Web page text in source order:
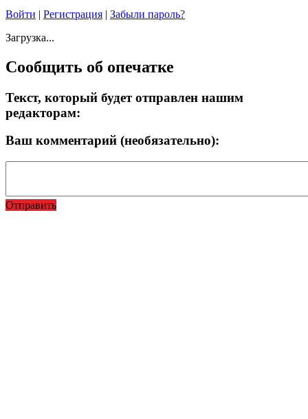
Войти | Регистрация | Забыли пароль?
Загрузка...
Сообщить об опечатке
Текст, который будет отправлен нашим
редакторам:
Ваш комментарий (необязательно):
Отправить